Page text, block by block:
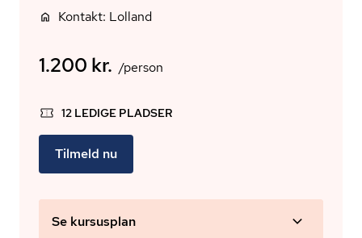
Kontakt: Lolland
1.200 kr. /person
12 LEDIGE PLADSER
Tilmeld nu
Se kursusplan